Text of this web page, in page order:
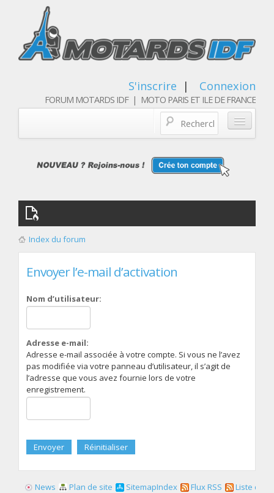
S'inscrire | Connexion
FORUM MOTARDS IDF | MOTO PARIS ET ILE DE FRANCE
Qui sommes nous
Les membres
Index du forum
Envoyer l’e-mail d’activation
Nom d’utilisateur:
Adresse e-mail:
Adresse e-mail associée à votre compte. Si vous ne l’avez
pas modifiée via votre panneau d’utilisateur, il s’agit de
l’adresse que vous avez fournie lors de votre
enregistrement.
News Plan de site SitemapIndex Flux RSS Liste des